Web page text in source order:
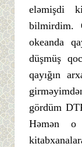
eləmişdi
bilmirdim.
okeanda
düşmüş
qayığın
gördüm
Həmən